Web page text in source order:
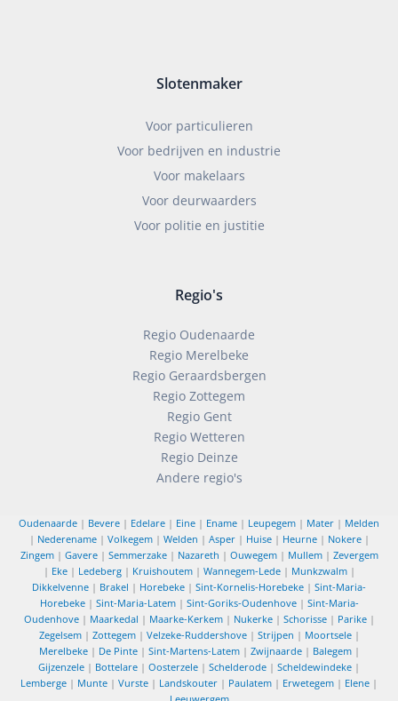
Slotenmaker
Voor particulieren
Voor bedrijven en industrie
Voor makelaars
Voor deurwaarders
Voor politie en justitie
Regio's
Regio Oudenaarde
Regio Merelbeke
Regio Geraardsbergen
Regio Zottegem
Regio Gent
Regio Wetteren
Regio Deinze
Andere regio's
Oudenaarde | Bevere | Edelare | Eine | Ename | Leupegem | Mater | Melden
| Nederename| Volkegem| Welden | Asper| Huise| Heurne| Nokere|
Zingem| Gavere| Semmerzake| Nazareth | Ouwegem| Mullem| Zevergem
| Eke| Ledeberg| Kruishoutem| Wannegem-Lede| Munkzwalm|
Dikkelvenne | Brakel | Horebeke | Sint-Kornelis-Horebeke | Sint-Maria-
Horebeke| Sint-Maria-Latem| Sint-Goriks-Oudenhove| Sint-Maria-
Oudenhove| Maarkedal | Maarke-Kerkem| Nukerke| Schorisse| Parike|
Zegelsem| Zottegem| Velzeke-Ruddershove| Strijpen | Moortsele|
Merelbeke| De Pinte| Sint-Martens-Latem| Zwijnaarde| Balegem|
Gijzenzele | Bottelare | Oosterzele | Schelderode | Scheldewindeke |
Lemberge | Munte | Vurste | Landskouter | Paulatem | Erwetegem | Elene |